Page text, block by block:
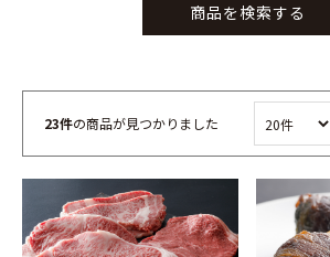
商品を検索する
23件の商品が見つかりました